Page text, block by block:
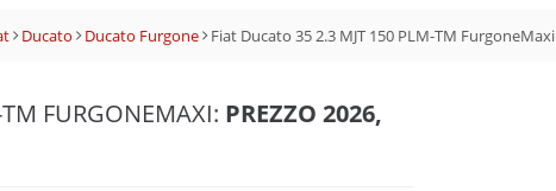
Ducato Ducato Furgone Fiat Ducato 35 2.3 MJT 150 PLM-TM FurgoneMaxi
FURGONEMAXI: PREZZO 2026,